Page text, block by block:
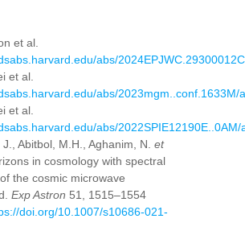
et al.
abs/
et al.
abs/2023mgm..conf.1633M/
et al.
abs/2022SPIE12190E..0AM/
Abitbol, M.H., Aghanim, N. et
in cosmology with spectral
the cosmic microwave
Exp Astron 51, 1515–1554
doi.org/10.1007/s10686-021-